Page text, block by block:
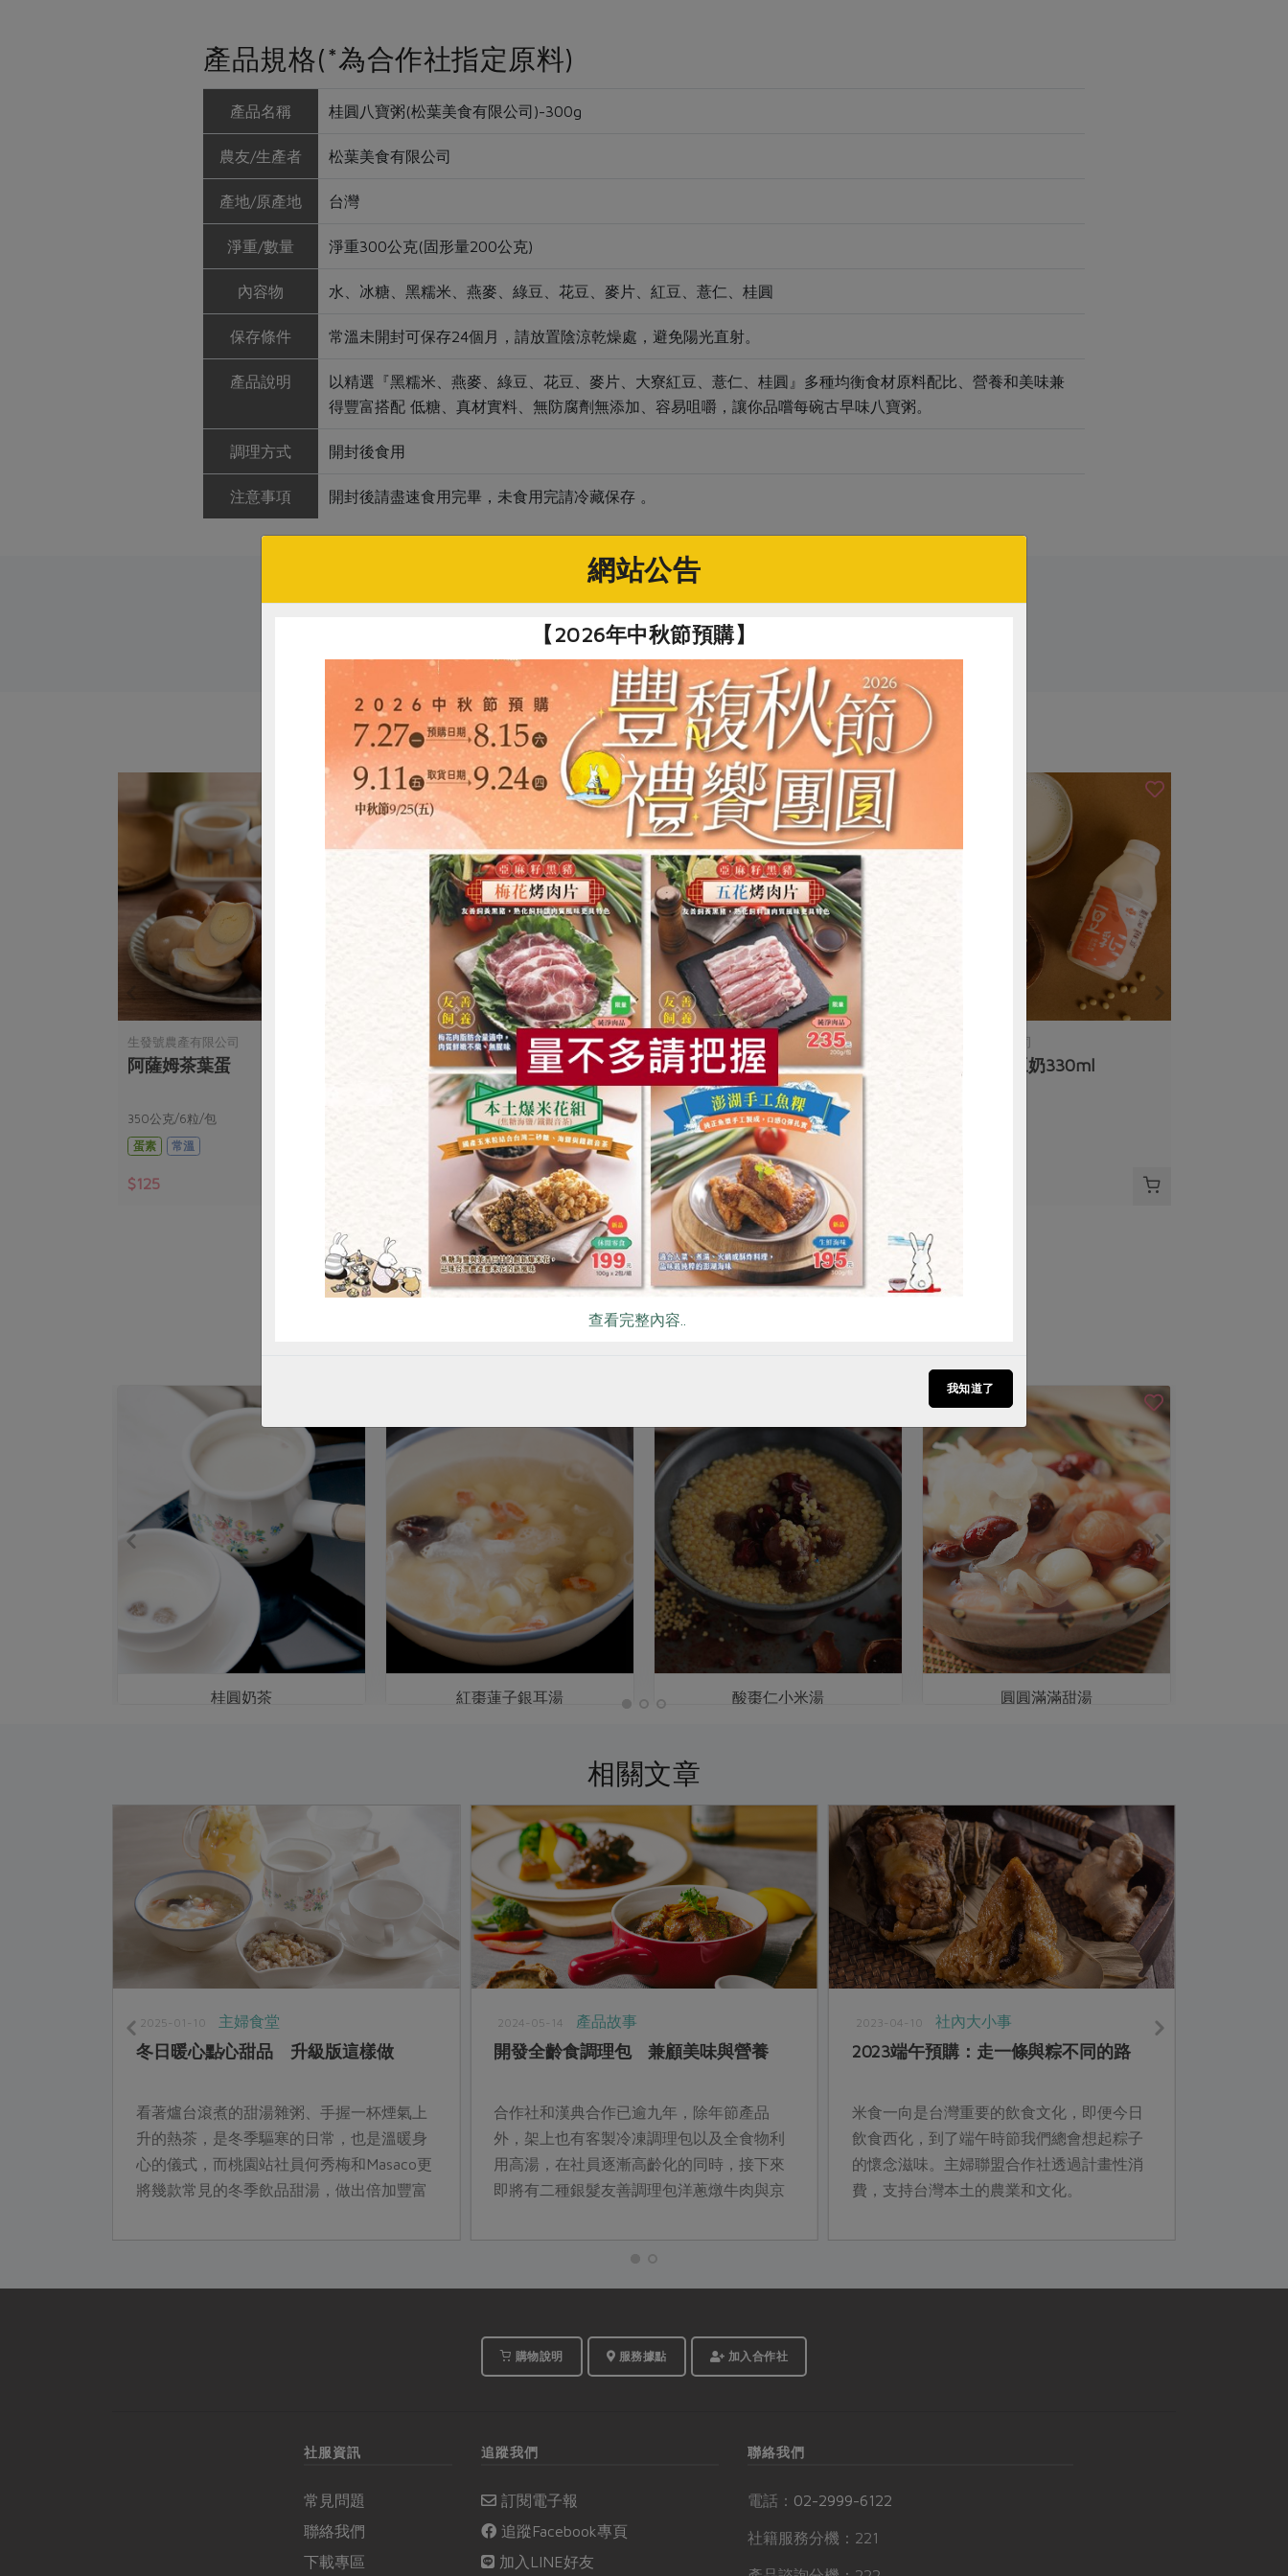
產品規格(*為合作社指定原料)
產品名稱 桂圓八寶粥(松葉美食有限公司)-300g
農友/生產者 松葉美食有限公司
產地/原產地 台灣
淨重/數量 淨重300公克(固形量200公克)
內容物 水、冰糖、黑糯米、燕麥、綠豆、花豆、麥片、紅豆、薏仁、桂圓
保存條件 常溫未開封可保存24個月，請放置陰涼乾燥處，避免陽光直射。
產品說明
以精選『黑糯米、燕麥、綠豆、花豆、麥片、大寮紅豆、薏仁、桂圓』多種均衡食材原料配比、營養和美味兼
得豐富搭配 低糖、真材實料、無防腐劑無添加、容易咀嚼，讓你品嚐每碗古早味八寶粥。
調理方式 開封後食用
注意事項 開封後請盡速食用完畢，未食用完請冷藏保存 。
關鍵字
# 松葉 # 桂圓 # 即食料理
你可能有興趣的產品
生發號農產有限公司
阿薩姆茶葉蛋
350公克/6粒/包
蛋素
常溫
$125
松葉美食有限公司
古早味紅豆湯(松葉美食有限公
司)-300g
淨重300公克(固形量180公克)
常溫
正康食品有限公司
Jacksoy濃豆奶(砂糖無添
加)330ml
330毫升
全素
常溫
$20
正康食品有限公司
Jacksoy濃豆奶330ml
看更多產品
桂圓奶茶 紅棗蓮子銀耳湯 酸棗仁小米湯 圓圓滿滿甜湯
相關文章
2025-01-10 主婦食堂
冬日暖心點心甜品 升級版這樣做
看著爐台滾煮的甜湯雜粥、手握一杯煙氣上
升的熱茶，是冬季驅寒的日常，也是溫暖身
心的儀式，而桃園站社員何秀梅和Masaco更
將幾款常見的冬季飲品甜湯，做出倍加豐富
乾、Q 嫩的新鮮木耳，以及有燻焙香氣的桂
感的最佳主角。
2024-05-14 產品故事
開發全齡食調理包 兼顧美味與營養
合作社和漢典合作已逾九年，除年節產品
外，架上也有客製冷凍調理包以及全食物利
用高湯，在社員逐漸高齡化的同時，接下來
即將有二種銀髮友善調理包洋蔥燉牛肉與京
的背後故事吧！
2023-04-10 社內大小事
2023端午預購：走一條與粽不同的路
米食一向是台灣重要的飲食文化，即便今日
飲食西化，到了端午時節我們總會想起粽子
的懷念滋味。主婦聯盟合作社透過計畫性消
費，支持台灣本土的農業和文化。
購物說明 服務據點 加入合作社
社服資訊
常見問題
聯絡我們
下載專區
追蹤我們
訂閱電子報
追蹤Facebook專頁
加入LINE好友
聯絡我們
電話： 02-2999-6122
社籍服務分機：221
惜食 RPET 食譜 減硝酸鹽 雞蛋 食安 共同購買
網站公告
【2026年中秋節預購】
查看完整內容..
我知道了